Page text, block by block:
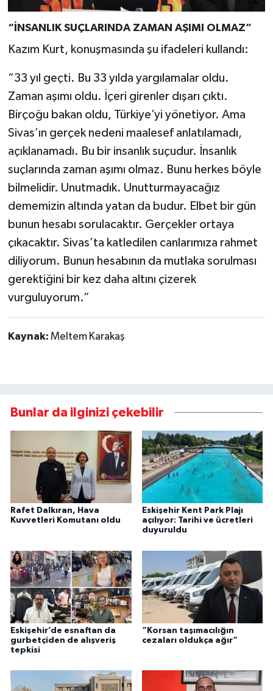
“İNSANLIK SUÇLARINDA ZAMAN AŞIMI OLMAZ”
Kazım Kurt, konuşmasında şu ifadeleri kullandı:
“33 yıl geçti. Bu 33 yılda yargılamalar oldu.
Zaman aşımı oldu. İçeri girenler dışarı çıktı.
Birçoğu bakan oldu, Türkiye’yi yönetiyor. Ama
Sivas’ın gerçek nedeni maalesef anlatılamadı,
açıklanamadı. Bu bir insanlık suçudur. İnsanlık
suçlarında zaman aşımı olmaz. Bunu herkes böyle
bilmelidir. Unutmadık. Unutturmayacağız
dememizin altında yatan da budur. Elbet bir gün
bunun hesabı sorulacaktır. Gerçekler ortaya
çıkacaktır. Sivas’ta katledilen canlarımıza rahmet
diliyorum. Bunun hesabının da mutlaka sorulması
gerektiğini bir kez daha altını çizerek
vurguluyorum.”
Kaynak: Meltem Karakaş
Bunlar da ilginizi çekebilir
Rafet Dalkıran, Hava
Kuvvetleri Komutanı oldu
Eskişehir Kent Park Plajı
açılıyor: Tarihi ve ücretleri
duyuruldu
Eskişehir’de esnaftan da
gurbetçiden de alışveriş
tepkisi
“Korsan taşımacılığın
cezaları oldukça ağır“